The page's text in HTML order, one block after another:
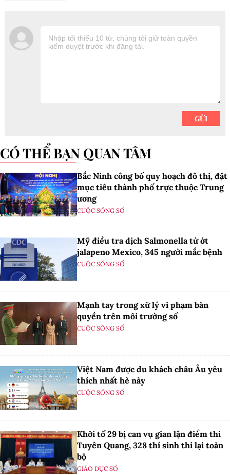
CÓ THỂ BẠN QUAN TÂM
Bắc Ninh công bố quy hoạch đô thị, đặt
mục tiêu thành phố trực thuộc Trung
ương
CUỘC SỐNG SỐ
Mỹ điều tra dịch Salmonella từ ớt
jalapeno Mexico, 345 người mắc bệnh
CUỘC SỐNG SỐ
Mạnh tay trong xử lý vi phạm bản
quyền trên môi trường số
CUỘC SỐNG SỐ
Việt Nam được du khách châu Âu yêu
thích nhất hè này
CUỘC SỐNG SỐ
Khởi tố 29 bị can vụ gian lận điểm thi
Tuyên Quang, 328 thí sinh thi lại toàn
bộ
GIÁO DỤC SỐ